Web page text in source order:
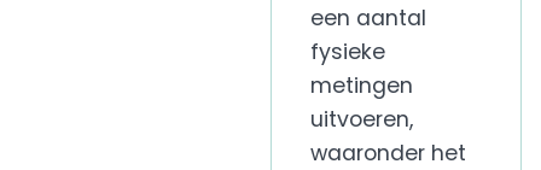
een aantal
fysieke
metingen
uitvoeren,
waaronder het